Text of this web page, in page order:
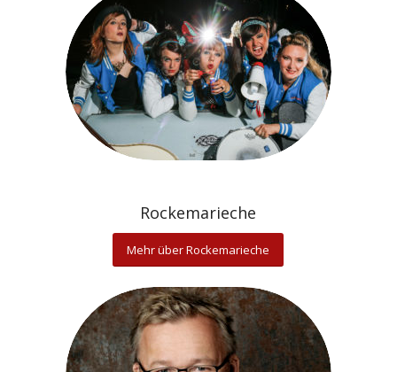
Rockemarieche
Mehr über Rockemarieche